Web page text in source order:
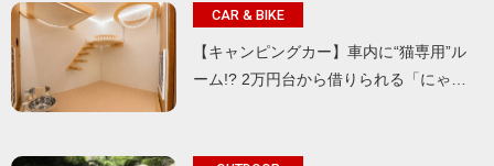
CAR & BIKE
【キャンピングカー】車内に“猫専用”ル
ーム!? 2万円台から借りられる「にゃ…